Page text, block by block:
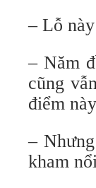
– Lỗ
– Năm
cũng
điểm
–
kham